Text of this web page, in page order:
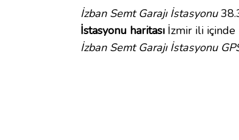
İzban Semt Garajı İstasyonu
İstasyonu haritası İzmir ili içinde
İzban Semt Garajı İstasyonu